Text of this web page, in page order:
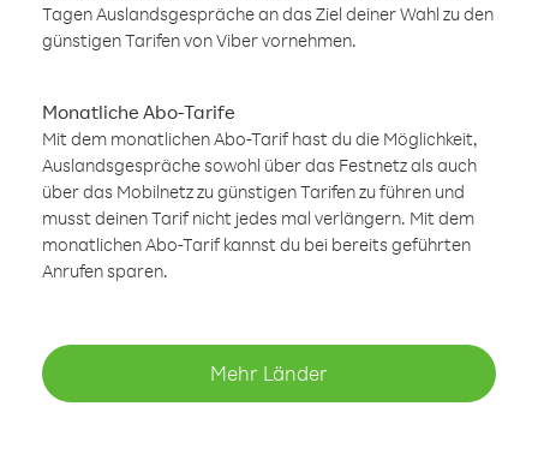
Tagen Auslandsgespräche an das Ziel deiner Wahl zu den
günstigen Tarifen von Viber vornehmen.
Monatliche Abo-Tarife
Mit dem monatlichen Abo-Tarif hast du die Möglichkeit,
Auslandsgespräche sowohl über das Festnetz als auch
über das Mobilnetz zu günstigen Tarifen zu führen und
musst deinen Tarif nicht jedes mal verlängern. Mit dem
monatlichen Abo-Tarif kannst du bei bereits geführten
Anrufen sparen.
Mehr Länder